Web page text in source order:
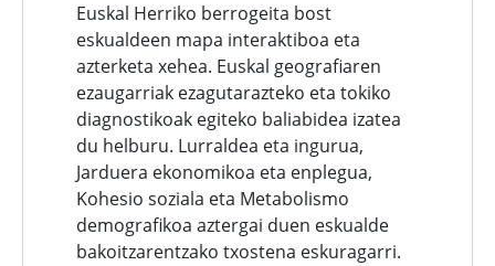
Euskal Herriko berrogeita bost
eskualdeen mapa interaktiboa eta
azterketa xehea. Euskal geografiaren
ezaugarriak ezagutarazteko eta tokiko
diagnostikoak egiteko baliabidea izatea
du helburu. Lurraldea eta ingurua,
Jarduera ekonomikoa eta enplegua,
Kohesio soziala eta Metabolismo
demografikoa aztergai duen eskualde
bakoitzarentzako txostena eskuragarri.